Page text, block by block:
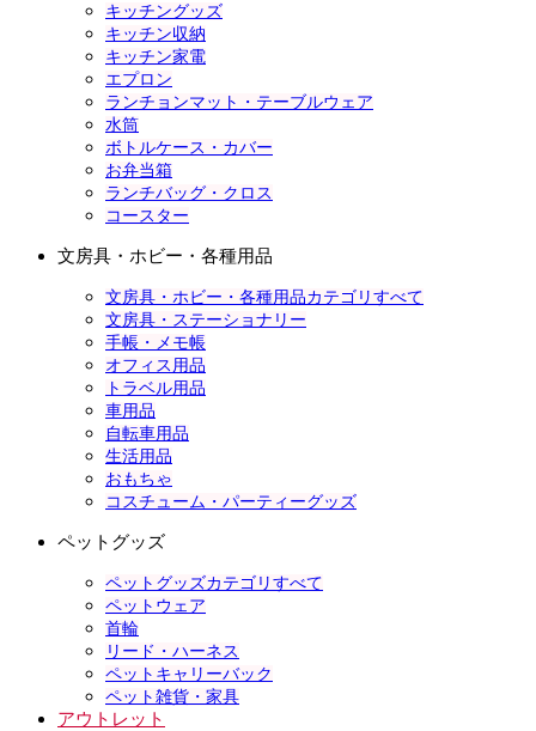
キッチングッズ
キッチン収納
キッチン家電
エプロン
ランチョンマット・テーブルウェア
水筒
ボトルケース・カバー
お弁当箱
ランチバッグ・クロス
コースター
文房具・ホビー・各種用品
文房具・ホビー・各種用品カテゴリすべて
文房具・ステーショナリー
手帳・メモ帳
オフィス用品
トラベル用品
車用品
自転車用品
生活用品
おもちゃ
コスチューム・パーティーグッズ
ペットグッズ
ペットグッズカテゴリすべて
ペットウェア
首輪
リード・ハーネス
ペットキャリーバック
ペット雑貨・家具
アウトレット